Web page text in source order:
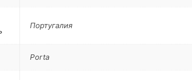
Португалия
Porta